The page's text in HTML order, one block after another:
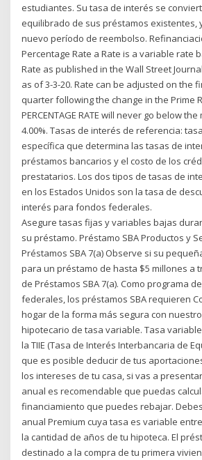
estudiantes. Su tasa de interés se
equilibrado de sus préstamos existentes,
nuevo período de reembolso.
Percentage Rate a Rate is a variable rate
Rate as published in the Wall Street
as of 3-3-20. Rate can be adjusted on the
quarter following the change in the Prime
PERCENTAGE RATE will never go below
4.00%. Tasas de interés de referencia:
específica que determina las tasas de
préstamos bancarios y el costo de los
prestatarios. Los dos tipos de tasas de
en los Estados Unidos son la tasa de
interés para fondos federales.
Asegure tasas fijas y variables bajas
su préstamo. Préstamo SBA Productos y
Préstamos SBA 7(a) Observe si su
para un préstamo de hasta $5 millones a
de Préstamos SBA 7(a). Como programa
federales, los préstamos SBA requieren
hogar de la forma más segura con
hipotecario de tasa variable. Tasa
la TIIE (Tasa de Interés Interbancaria de
que es posible deducir de tus
los intereses de tu casa, si vas a
anual es recomendable que puedas
financiamiento que puedes rebajar.
anual Premium cuya tasa es variable
la cantidad de años de tu hipoteca. El
destinado a la compra de tu primera